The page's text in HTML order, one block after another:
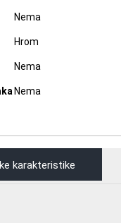
Nema
Hrom
Nema
Nema
karakteristike